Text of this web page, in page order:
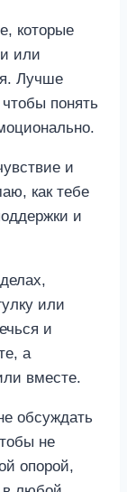
которые
или
Лучше
понять
и
как тебе
и
или
и
а
вместе.
обсуждать
не
опорой,